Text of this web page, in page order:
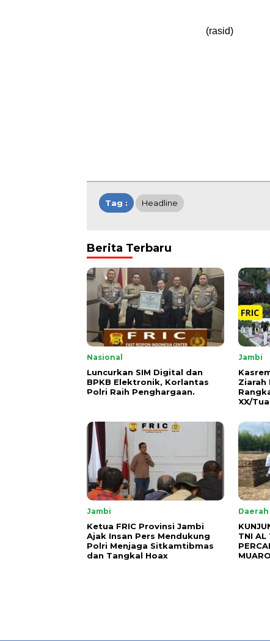
(rasid)
Tag : Headline
Berita Terbaru
Nasional
Luncurkan SIM Digital dan
BPKB Elektronik, Korlantas
Polri Raih Penghargaan.
Jambi
Ziarah
XX/
Jambi
Ketua FRIC Provinsi Jambi
Ajak Insan Pers Mendukung
Polri Menjaga Sitkamtibmas
dan Tangkal Hoax
Daerah
TNI AL